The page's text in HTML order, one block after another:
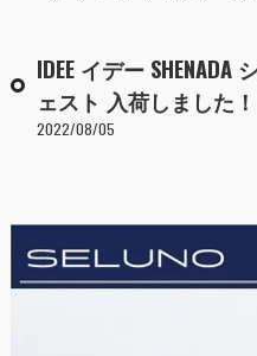
IDEE イデー
ェスト 入荷しました！
2022/08/05